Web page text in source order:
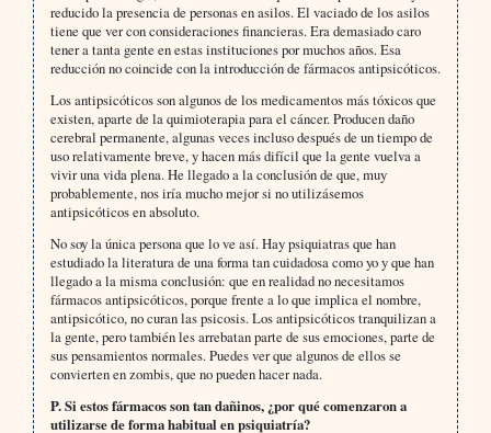
reducido la presencia de personas en asilos. El vaciado de los asilos
tiene que ver con consideraciones financieras. Era demasiado caro
tener a tanta gente en estas instituciones por muchos años. Esa
reducción no coincide con la introducción de fármacos antipsicóticos.
Los antipsicóticos son algunos de los medicamentos más tóxicos que
existen, aparte de la quimioterapia para el cáncer. Producen daño
cerebral permanente, algunas veces incluso después de un tiempo de
uso relativamente breve, y hacen más difícil que la gente vuelva a
vivir una vida plena. He llegado a la conclusión de que, muy
probablemente, nos iría mucho mejor si no utilizásemos
antipsicóticos en absoluto.
No soy la única persona que lo ve así. Hay psiquiatras que han
estudiado la literatura de una forma tan cuidadosa como yo y que han
llegado a la misma conclusión: que en realidad no necesitamos
fármacos antipsicóticos, porque frente a lo que implica el nombre,
antipsicótico, no curan las psicosis. Los antipsicóticos tranquilizan a
la gente, pero también les arrebatan parte de sus emociones, parte de
sus pensamientos normales. Puedes ver que algunos de ellos se
convierten en zombis, que no pueden hacer nada.
P.Si estos fármacos son tan dañinos, ¿por qué comenzaron a
utilizarse de forma habitual en psiquiatría?